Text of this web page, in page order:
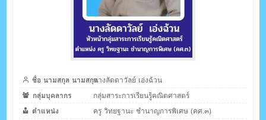
ชื่อ นามสกุล นามสกุลนางลัดดาวัลย์ เอ่งฉ้วน
กลุ่มบุคลากร
กลุ่มสาระการเรียนรู้คณิตศาสตร์
ตำแหน่ง
ครู วิทยฐานะ ชำนาญการพิเศษ (คศ.๓)